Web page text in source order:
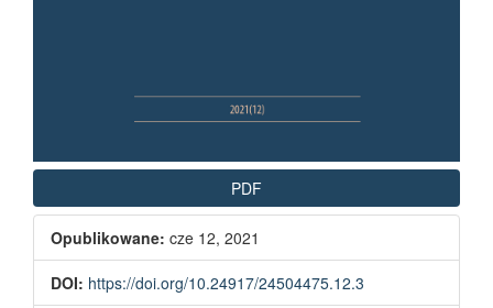
PDF
Opublikowane: cze 12, 2021
DOI: https://doi.org/10.24917/24504475.12.3